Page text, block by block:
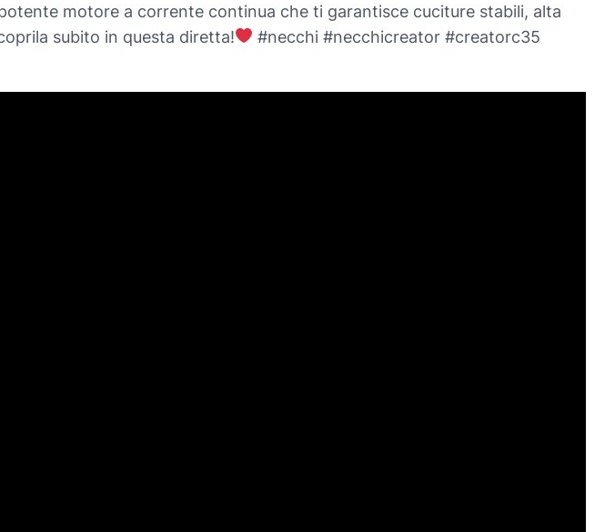
motore a corrente continua che ti garantisce cuciture stabili, alta
subito in questa diretta!
#necchi #necchicreator #creatorc35